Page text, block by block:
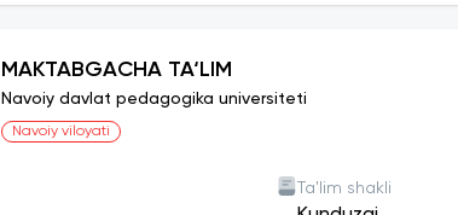
MAKTABGACHA TA‘LIM
Navoiy davlat pedagogika universiteti
Navoiy viloyati
Ta'lim shakli